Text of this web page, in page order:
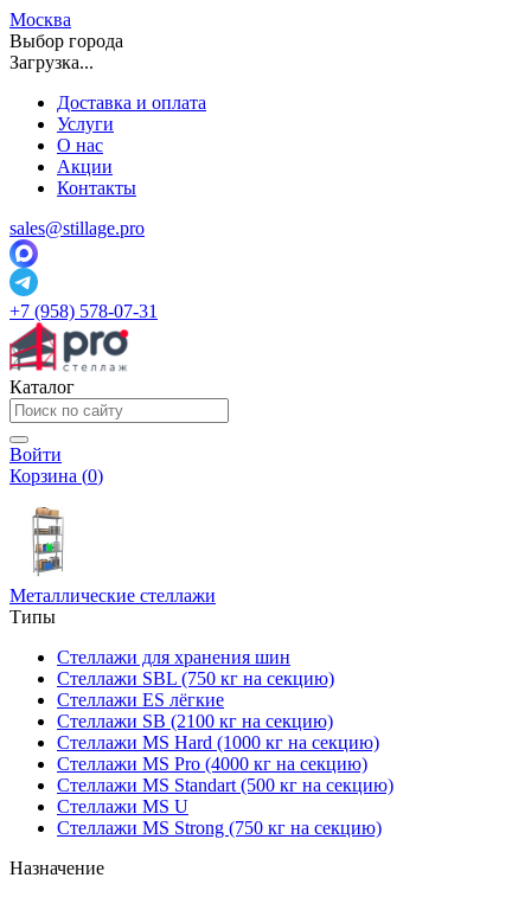
Москва
Выбор города
Загрузка...
Доставка и оплата
Услуги
О нас
Акции
Контакты
sales@stillage.pro
+7 (958) 578-07-31
Каталог
Войти
Корзина (0)
Металлические стеллажи
Типы
Стеллажи для хранения шин
Стеллажи SBL (750 кг на секцию)
Стеллажи ES лёгкие
Стеллажи SB (2100 кг на секцию)
Стеллажи MS Hard (1000 кг на секцию)
Стеллажи MS Pro (4000 кг на секцию)
Стеллажи MS Standart (500 кг на секцию)
Стеллажи MS U
Стеллажи MS Strong (750 кг на секцию)
Назначение